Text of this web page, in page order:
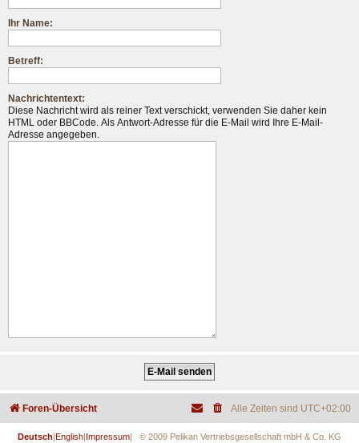
Ihr Name:
Betreff:
Nachrichtentext:
Diese Nachricht wird als reiner Text verschickt, verwenden Sie daher kein
HTML oder BBCode. Als Antwort-Adresse für die E-Mail wird Ihre E-Mail-
Adresse angegeben.
Foren-Übersicht Alle Zeiten sind UTC+02:00
Deutsch|English|Impressum| © 2009 Pelikan Vertriebsgesellschaft mbH & Co. KG